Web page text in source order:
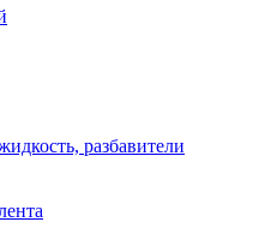
разбавители